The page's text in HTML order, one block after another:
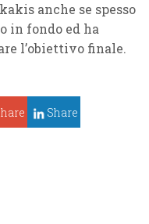
anche se spesso
in fondo ed ha
l’obiettivo finale.
Share